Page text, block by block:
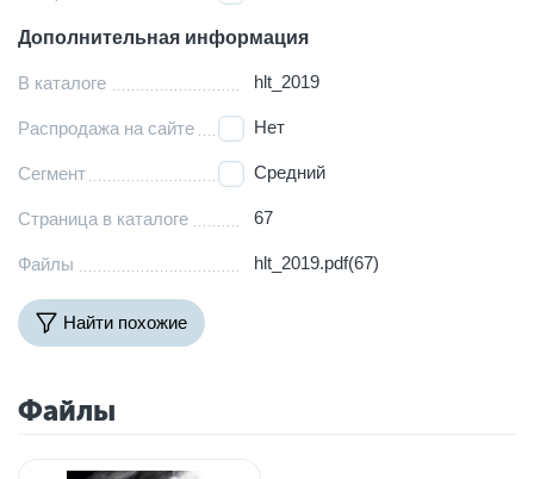
Дополнительная информация
В каталоге hlt_2019
Распродажа на сайте Нет
Сегмент Средний
Страница в каталоге 67
Файлы hlt_2019.pdf(67)
Найти похожие
Файлы